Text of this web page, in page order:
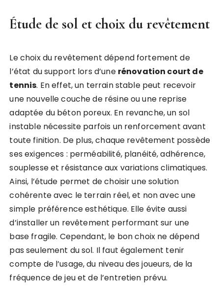
Étude de sol et choix du revêtement
Le choix du revêtement dépend fortement de
l’état du support lors d’une rénovation court de
tennis. En effet, un terrain stable peut recevoir
une nouvelle couche de résine ou une reprise
adaptée du béton poreux. En revanche, un sol
instable nécessite parfois un renforcement avant
toute finition. De plus, chaque revêtement possède
ses exigences : perméabilité, planéité, adhérence,
souplesse et résistance aux variations climatiques.
Ainsi, l’étude permet de choisir une solution
cohérente avec le terrain réel, et non avec une
simple préférence esthétique. Elle évite aussi
d’installer un revêtement performant sur une
base fragile. Cependant, le bon choix ne dépend
pas seulement du sol. Il faut également tenir
compte de l’usage, du niveau des joueurs, de la
fréquence de jeu et de l’entretien prévu.